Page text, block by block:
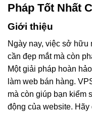
Pháp Tốt Nhất
Giới thiệu
Ngày nay, việc sở hữu
cần đẹp mắt mà còn
Một giải pháp hoàn
làm web bán hàng.
mà còn giúp bạn kiểm
động của website.